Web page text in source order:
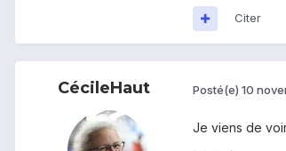
Citer
CécileHaut Posté(e) 10
Je viens de